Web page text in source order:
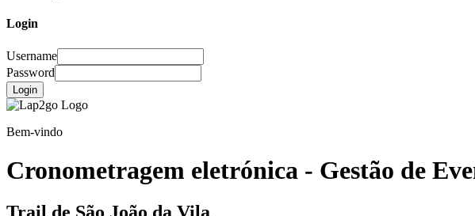
Login
Username
Password
Login
Bem-vindo
Cronometragem eletrónica - Gestão de